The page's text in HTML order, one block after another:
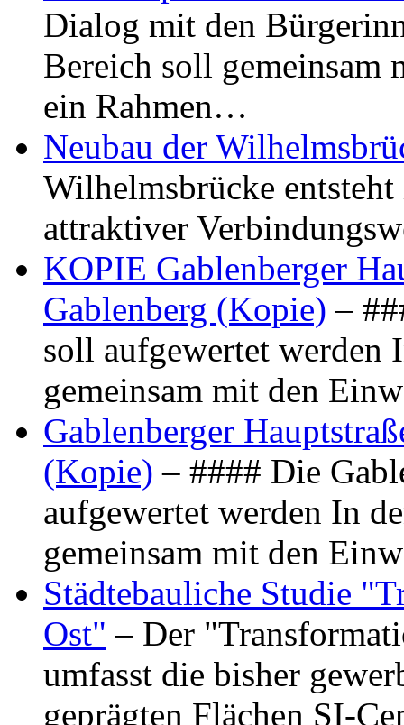
Dialog mit den
Bereich soll gemeinsam
ein Rahmen…
Neubau der
Wilhelmsbrücke
attraktiver
KOPIE Gablenberger
Gablenberg (Kopie) –
soll aufgewertet werden
gemeinsam mit den
Gablenberger
(Kopie) – #### Die
aufgewertet werden In
gemeinsam mit den
Städtebauliche Studie
Ost" – Der
umfasst die bisher
geprägten Flächen SI-